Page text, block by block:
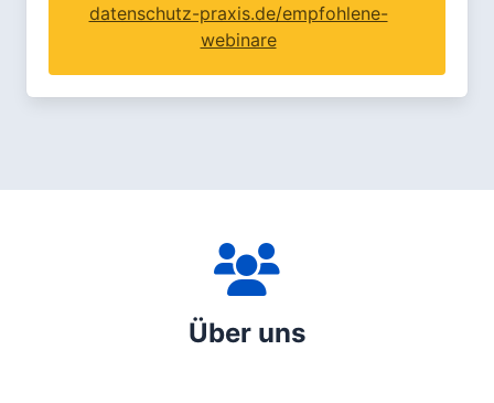
datenschutz-praxis.de/empfohlene-
webinare
Über uns